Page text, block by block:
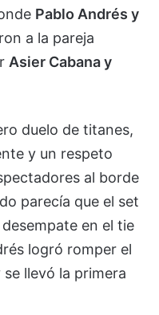
Pablo Andrés y
a la pareja
Asier Cabana y
duelo de titanes,
y un respeto
al borde
parecía que el set
en el tie
logró romper el
llevó la primera